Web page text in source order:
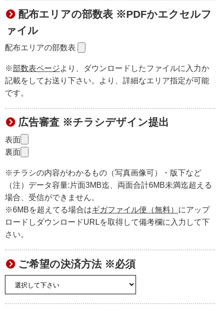
配布エリアの部数表 ※PDFかエクセルフ
ァイル
配布エリアの部数表
※部数表ページより、ダウンロードしたファイルに入力か
記載をしてお送り下さい。より、詳細なエリア指定が可能
です。
広告審査 ※チラシデザイン提出
表面
裏面
※チラシの内容がわかるもの（写真画像可）・版下など
（注）データ容量:片面3MB迄、両面合計6MB未満迄超える
場合、受信ができません。
※6MBを超えてる場合はギガファイル便（無料） にアップ
ロードしダウンロードURLを取得して備考欄に入力して下
さい。
ご希望の決済方法 ※必須